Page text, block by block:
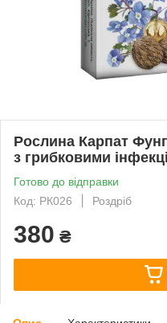
Рослина Карпат
з грибковими
Готово до відправки
Код: РК026
Роздріб
380 ₴